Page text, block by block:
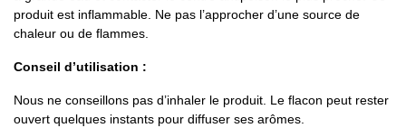
produit est inflammable. Ne pas l’approcher d’une source de
chaleur ou de flammes.
Conseil d’utilisation :
Nous ne conseillons pas d’inhaler le produit. Le flacon peut rester
ouvert quelques instants pour diffuser ses arômes.